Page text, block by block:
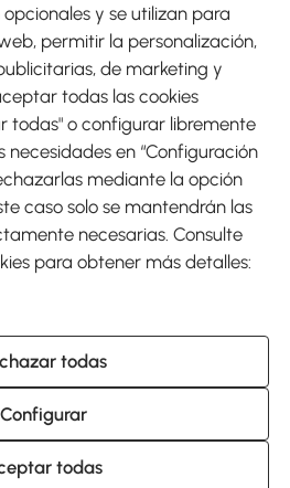
Google Play
(L-V de 8:30 a 17:30h)
Els Hostalets de Balenyà (Barcelona),
España
S.L (NIF: B66295775) Todos los
y se utilizan para
permitir la personalización,
de marketing y
todas las cookies
todas" o configurar libremente
necesidades en “Configuración
mediante la opción
caso solo se mantendrán las
necesarias. Consulte
para obtener más detalles:
todas
Configurar
todas